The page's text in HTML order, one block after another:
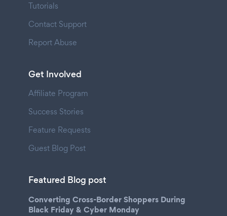
Tutorials
Contact Support
Report Abuse
Get Involved
Affiliate Program
Success Stories
Feature Requests
Guest Blog Post
Featured Blog post
Converting Cross-Border Shoppers During
Black Friday & Cyber Monday